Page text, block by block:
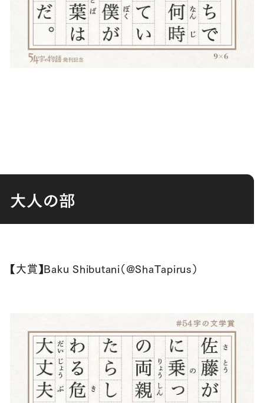
大人の部
【大賞】Baku Shibutani（@ShaTapirus）